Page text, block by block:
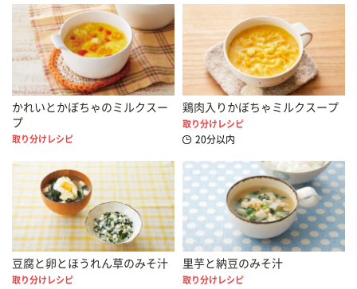
かれいとかぼちゃのミルクスー
プ
取り分けレシピ
鶏肉入りかぼちゃミルクスープ
取り分けレシピ
20分以内
豆腐と卵とほうれん草のみそ汁
取り分けレシピ
里芋と納豆のみそ汁
取り分けレシピ